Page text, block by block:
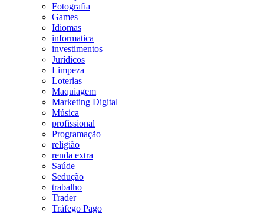
Fotografia
Games
Idiomas
informatica
investimentos
Jurídicos
Limpeza
Loterias
Maquiagem
Marketing Digital
Música
profissional
Programação
religião
renda extra
Saúde
Sedução
trabalho
Trader
Tráfego Pago